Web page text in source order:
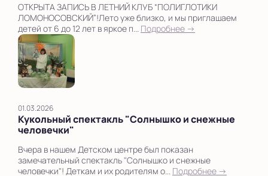
ОТКРЫТА ЗАПИСЬ В ЛЕТНИЙ КЛУБ “ПОЛИГЛОТИКИ
ЛОМОНОСОВСКИЙ”!Лето уже близко, и мы приглашаем
детей от 6 до 12 лет в яркое п... Подробнее →
01.03.2026
Кукольный спектакль "Солнышко и снежные
человечки"
Вчера в нашем Детском центре был показан
замечательный спектакль "Солнышко и снежные
человечки"! Деткам и их родителям о... Подробнее →